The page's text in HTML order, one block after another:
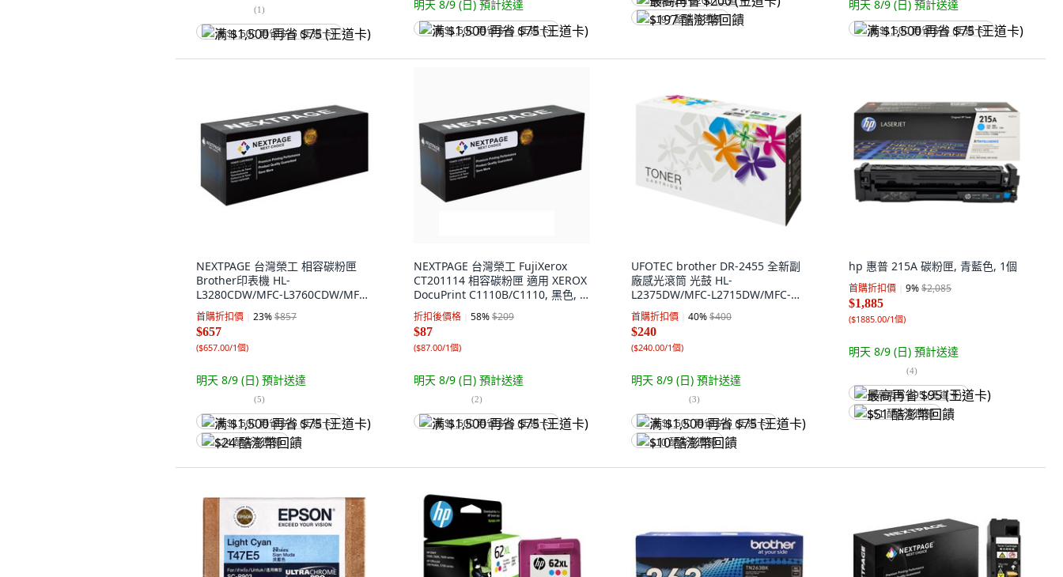
(1)
满 $1,500 再省 $75 (王道卡)
明天 8/9 (日) 預計送達
满 $1,500 再省 $75 (王道卡)
$197 酷澎幣回饋
明天 8/9 (日) 預計送達
满 $1,500 再省 $75 (王道卡)
NEXTPAGE 台灣榮工 相容碳粉匣
Brother印表機 HL-
L3280CDW/MFC-L3760CDW/MFC-
L3780CDW 適用, 藍色, 1個
首購折扣價 23%$857
$657
($657.00/1個)
明天 8/9 (日) 預計送達
(5)
满 $1,500 再省 $75 (王道卡)
$24 酷澎幣回饋
NEXTPAGE 台灣榮工 FujiXerox
CT201114 相容碳粉匣 適用 XEROX
DocuPrint C1110B/C1110, 黑色, 1
個
折扣後價格 58%$209
$87
($87.00/1個)
明天 8/9 (日) 預計送達
(2)
满 $1,500 再省 $75 (王道卡)
UFOTEC brother DR-2455 全新副
廠感光滾筒 光鼓 HL-
L2375DW/MFC-L2715DW/MFC-
L2770DW, 黑色, 1個
首購折扣價 40%$400
$240
($240.00/1個)
明天 8/9 (日) 預計送達
(3)
满 $1,500 再省 $75 (王道卡)
$10 酷澎幣回饋
hp 惠普 215A 碳粉匣, 青藍色, 1個
首購折扣價 9%$2,085
$1,885
($1885.00/1個)
明天 8/9 (日) 預計送達
(4)
最高再省 $95 (王道卡)
$51 酷澎幣回饋